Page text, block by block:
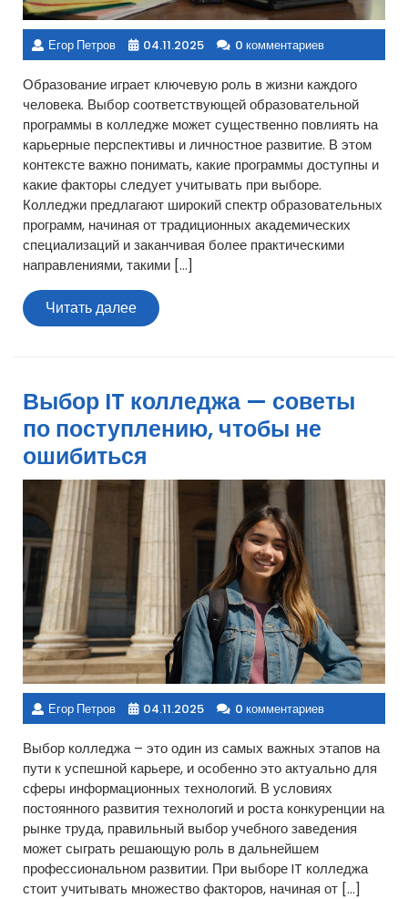
Егор Петров 04.11.2025 0 комментариев
Образование играет ключевую роль в жизни каждого
человека. Выбор соответствующей образовательной
программы в колледже может существенно повлиять на
карьерные перспективы и личностное развитие. В этом
контексте важно понимать, какие программы доступны и
какие факторы следует учитывать при выборе.
Колледжи предлагают широкий спектр образовательных
программ, начиная от традиционных академических
специализаций и заканчивая более практическими
направлениями, такими […]
Читать далееЧитать
далее
Выбор IT колледжа — советы
по поступлению, чтобы не
ошибиться
Егор Петров 04.11.2025 0 комментариев
Выбор колледжа – это один из самых важных этапов на
пути к успешной карьере, и особенно это актуально для
сферы информационных технологий. В условиях
постоянного развития технологий и роста конкуренции на
рынке труда, правильный выбор учебного заведения
может сыграть решающую роль в дальнейшем
профессиональном развитии. При выборе IT колледжа
стоит учитывать множество факторов, начиная от […]